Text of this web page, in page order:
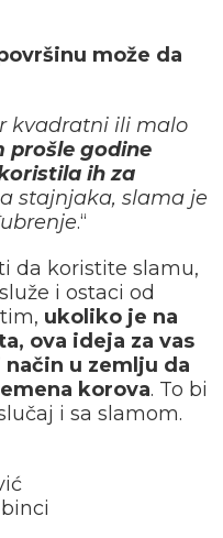
može da
kvadratni ili malo
prošle godine
ih za
stajnjaka, slama je
.“
da koristite slamu,
i ostaci od
ukoliko je na
ova ideja za vas
u zemlju da
korova. To bi
i sa slamom.